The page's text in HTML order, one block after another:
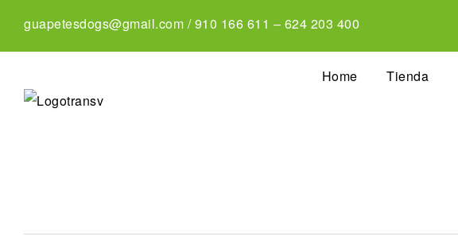
guapetesdogs@gmail.com /910 166 611 – 624 203 400
Home Tienda